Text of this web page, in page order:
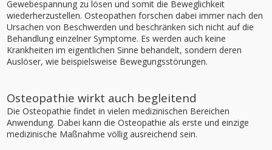
Gewebespannung zu lösen und somit die Beweglichkeit
wiederherzustellen. Osteopathen forschen dabei immer nach den
Ursachen von Beschwerden und beschränken sich nicht auf die
Behandlung einzelner Symptome. Es werden auch keine
Krankheiten im eigentlichen Sinne behandelt, sondern deren
Auslöser, wie beispielsweise Bewegungsstörungen.
Osteopathie wirkt auch begleitend
Die Osteopathie findet in vielen medizinischen Bereichen
Anwendung. Dabei kann die Osteopathie als erste und einzige
medizinische Maßnahme völlig ausreichend sein.